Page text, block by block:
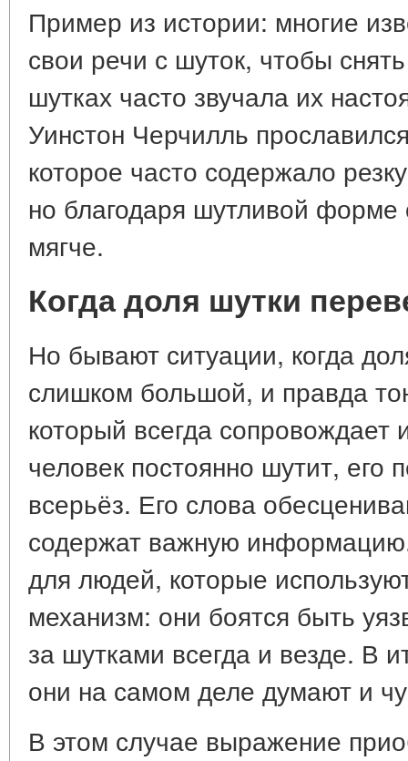
Пример из истории: многие
свои речи с шуток, чтобы
шутках часто звучала их
Уинстон Черчилль
которое часто содержало
но благодаря шутливой
мягче.
Когда доля шутки
Но бывают ситуации, когда
слишком большой, и правда
который всегда
человек постоянно шутит, его
всерьёз. Его слова
содержат важную
для людей, которые
механизм: они боятся быть
за шутками всегда и везде. В
они на самом деле думают и
В этом случае выражение